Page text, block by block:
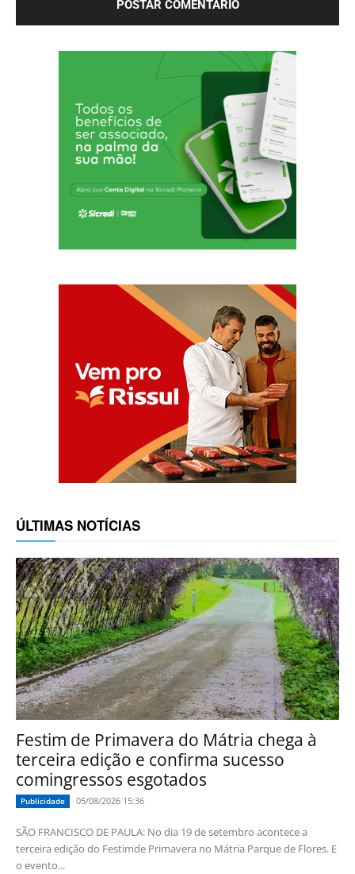
ÚLTIMAS NOTÍCIAS
Festim de Primavera do Mátria chega à
terceira edição e confirma sucesso
comingressos esgotados
Publicidade 05/08/2026 15:36
SÃO FRANCISCO DE PAULA: No dia 19 de setembro acontece a
terceira edição do Festimde Primavera no Mátria Parque de Flores. E
o evento...